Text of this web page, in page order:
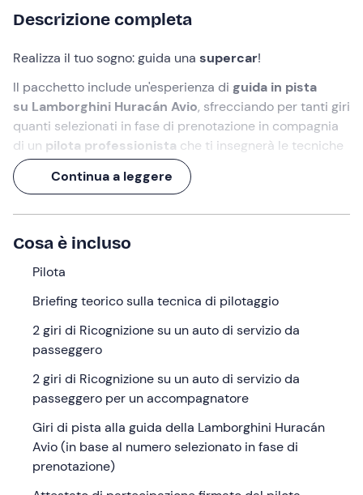
Descrizione completa
Realizza il tuo sogno: guida una supercar!
Il pacchetto include un'esperienza di guida in pista
su Lamborghini Huracán Avio, sfrecciando per tanti giri
quanti selezionati in fase di prenotazione in compagnia
di un pilota professionista che ti insegnerà le tecniche
di pilotaggio.
Un'attività della durata complessiva di
all'Autodromo Internazionale d'Abruzzo, in provincia di
Cosa faremo
L'appuntamento è 15 minuti prima
dell'orario indicato
nel punto di ritrovo all'
Autodromo Internazionale
d'Abruzzoin localitàVilla Torrenel comune di Ortona
(CH). A darti il benvenuto sarà il
che ti accompagnerà in questa avventura su quattro
ruote!
L'esperienza inizierà con
2 giri di ricognizione su un
auto di servizio da passeggero seguiti da
2 giri di
ricognizione su un auto di servizio da passeggero
per un accompagnatore
Continua a leggere
Cosa è incluso
Pilota
Briefing teorico sulla tecnica di pilotaggio
2 giri di Ricognizione su un auto di servizio da
passeggero
2 giri di Ricognizione su un auto di servizio da
passeggero per un accompagnatore
Giri di pista alla guida della Lamborghini Huracán
Avio (in base al numero selezionato in fase di
prenotazione)